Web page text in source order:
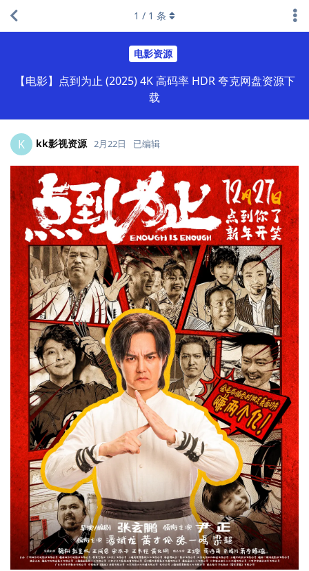
电影资源
【电影】点到为止 (2025) 4K 高码率 HDR 夸克网盘资源下
载
1 / 1 条
K kk影视资源 2月22日 已编辑